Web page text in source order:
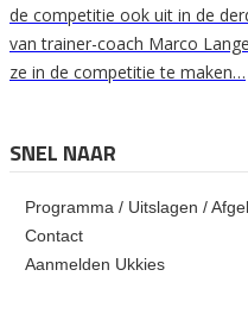
de competitie ook uit in de
van trainer-coach Marco
ze in de competitie te maken…
SNEL NAAR
Programma / Uitslagen /
Contact
Aanmelden Ukkies